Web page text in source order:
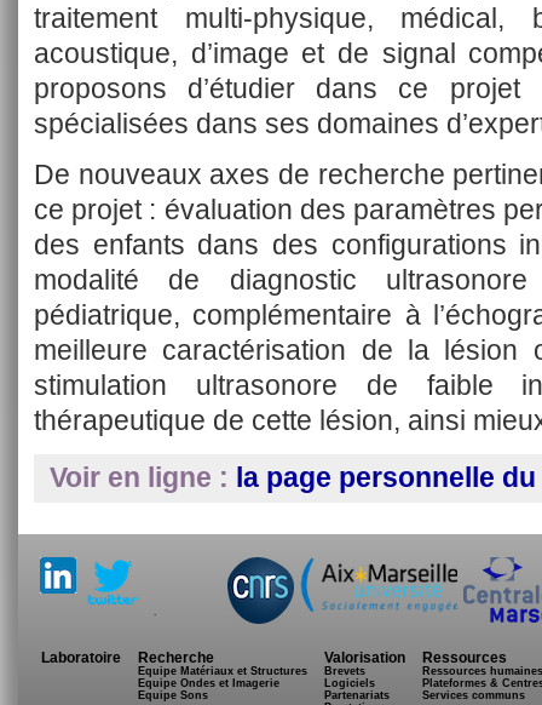
traitement multi-physique, médical,
acoustique, d’image et de signal
proposons d’étudier dans ce
spécialisées dans ses domaines
De nouveaux axes de recherche
ce projet : évaluation des paramètres
des enfants dans des configurations
modalité de diagnostic
pédiatrique, complémentaire à
meilleure caractérisation de la lésion
stimulation ultrasonore de faible
thérapeutique de cette lésion, ainsi
Voir en ligne : la page personnelle
.
Laboratoire Recherche
Equipe Matériaux et Structures
Equipe Ondes et Imagerie
Equipe Sons
Valorisation
Brevets
Logiciels
Partenariats
Ressources
Ressources humaines
Plateformes &
Services communs